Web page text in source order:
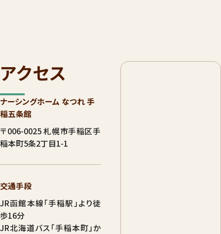
アクセス
ナーシングホーム なつれ 手
稲五条館
〒006-0025 札幌市手稲区手
稲本町5条2丁目1-1
交通手段
JR函館本線「手稲駅」より徒
歩16分
JR北海道バス「手稲本町」か